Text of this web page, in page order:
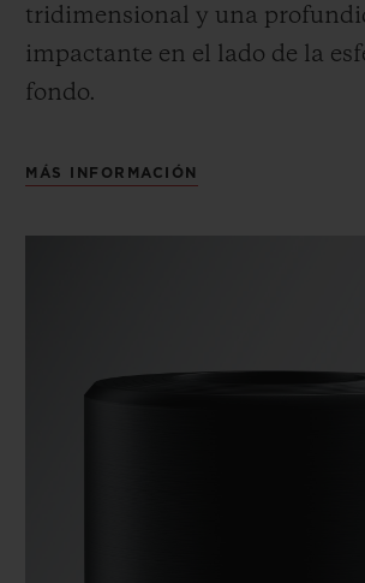
tridimensional y una
impactante en el lado de la
fondo.
MÁS INFORMACIÓN